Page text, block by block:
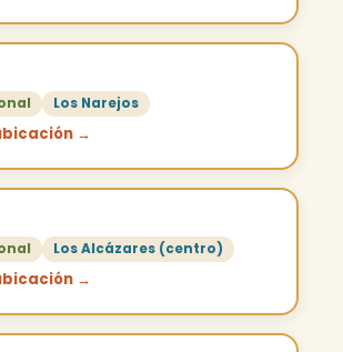
Los Narejos
→
Los Alcázares (centro)
→